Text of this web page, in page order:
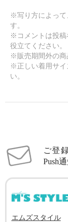
※写り方によって
す。
※コメントは投稿
役立てください。
※販売期間外の商
※正しい着用サイ
い。
ご登
Push
エムズスタイル